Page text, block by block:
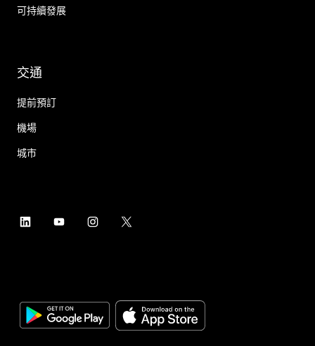
可持續發展
交通
提前預訂
機場
城市